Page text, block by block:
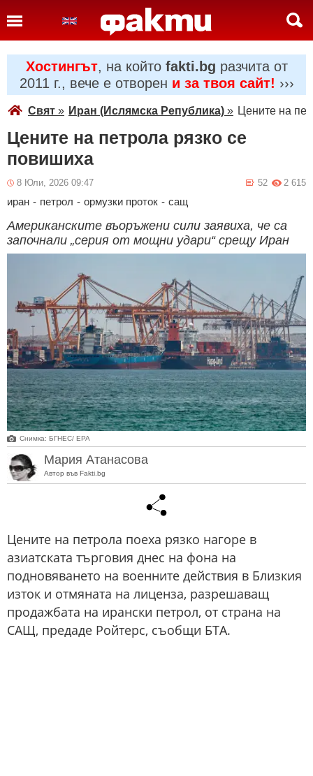
Хостингът, на който fakti.bg разчита от
2011 г., вече е отворен и за твоя сайт! ›››
Свят » Иран (Ислямска Република) » Цените на
Цените на петрола рязко се
повишиха
8 Юли, 2026 09:47 2 615
52
иран - петрол - ормузки проток - сащ
Американските въоръжени сили заявиха, че са
започнали „серия от мощни удари“ срещу Иран
Снимка: БГНЕС/ EPA
Мария Атанасова
Автор във Fakti.bg
Цените на петрола поеха рязко нагоре в
азиатската търговия днес на фона на
подновяването на военните действия в Близкия
изток и отмяната на лиценза, разрешаващ
продажбата на ирански петрол, от страна на
САЩ, предаде Ройтерс, съобщи БТА.